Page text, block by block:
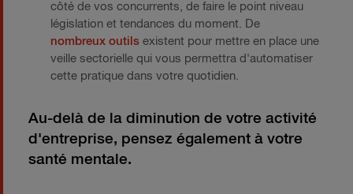
côté de vos concurrents, de faire le point niveau
législation et tendances du moment. De
nombreux outils existent pour mettre en place une
veille sectorielle qui vous permettra d'automatiser
cette pratique dans votre quotidien.
Au-delà de la diminution de votre activité
d'entreprise, pensez également à votre
santé mentale.